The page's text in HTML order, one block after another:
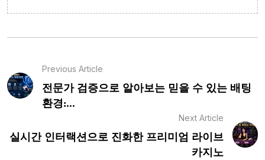
Previous Article
전문가 검증으로 알아보는 믿을 수 있는 배팅
환경:...
Next Article
실시간 인터랙션으로 진화한 프리미엄 라이브
카지노